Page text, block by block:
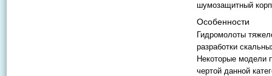
шумозащитный
Особенности
Гидромолоты
разработки
Некоторые модели
чертой данной